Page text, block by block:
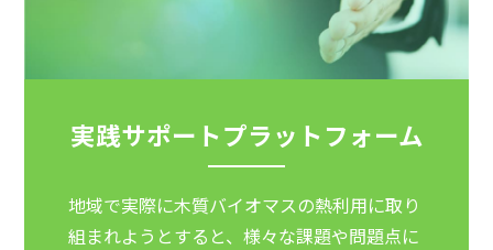
実践サポートプラットフォーム
地域で実際に木質バイオマスの熱利用に取り
組まれようとすると、様々な課題や問題点に